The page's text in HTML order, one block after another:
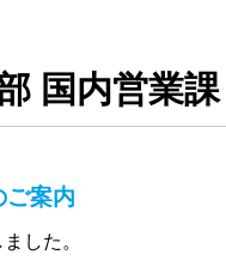
部 国内営業
ご案内
した。